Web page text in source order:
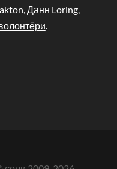
Данн Loring,
.